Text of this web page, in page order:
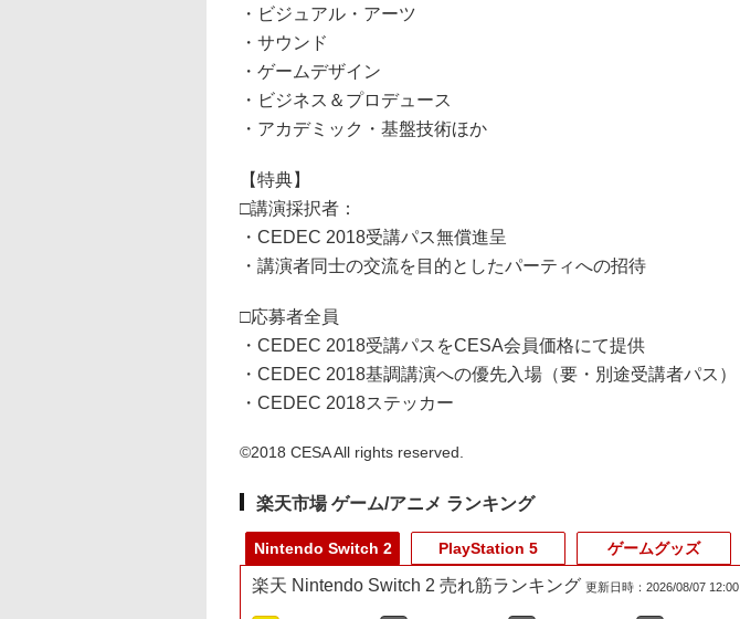
・ビジュアル・アーツ
・サウンド
・ゲームデザイン
・ビジネス＆プロデュース
・アカデミック・基盤技術ほか
【特典】
□講演採択者：
・CEDEC 2018受講パス無償進呈
・講演者同士の交流を目的としたパーティへの招待
□応募者全員
・CEDEC 2018受講パスをCESA会員価格にて提供
・CEDEC 2018基調講演への優先入場（要・別途受講者パス）
・CEDEC 2018ステッカー
©2018 CESA All rights reserved.
楽天市場 ゲーム/アニメ ランキング
Nintendo Switch 2
楽天 Nintendo Switch 2 売れ筋ランキング 更新日時：2026/08/07 12:00
PlayStation 5 ゲームグッズ